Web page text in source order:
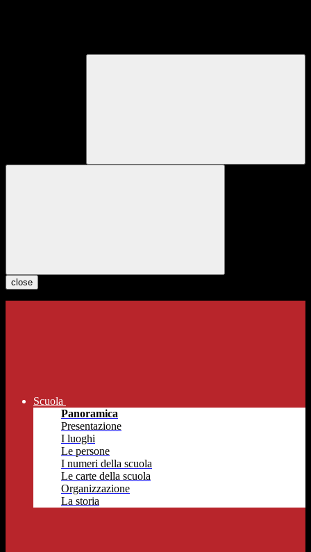
close
Scuola
Panoramica
Presentazione
I luoghi
Le persone
I numeri della scuola
Le carte della scuola
Organizzazione
La storia